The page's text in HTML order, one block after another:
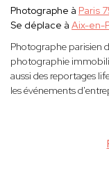
Photographe à Paris
Se déplace à Aix-en-
Photographe parisien
photographie
aussi des reportages
les événements